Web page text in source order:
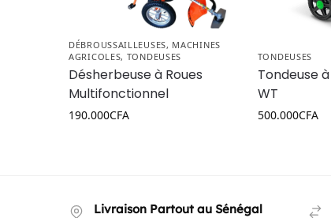
DÉBROUSSAILLEUSES, MACHINES
AGRICOLES, TONDEUSES
Désherbeuse à Roues
Multifonctionnel
190.000CFA
TONDEUSES
Tondeuse
WT
500.000CFA
Livraison Partout au Sénégal